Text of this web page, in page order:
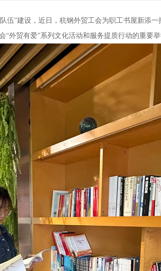
”建设，近日，杭钢外贸工会为职工书屋新添一
外贸有爱”系列文化活动和服务提质行动的重要举